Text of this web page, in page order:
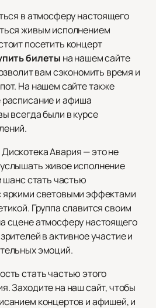
в атмосферу настоящего
живым исполнением
посетить концерт
билеты на нашем сайте
вам сэкономить время и
На нашем сайте также
расписание и афиша
всегда были в курсе
Авария — это не
живое исполнение
шанс стать частью
яркими световыми эффектами
Группа славится своим
сцене атмосферу настоящего
в активное участие и
эмоций.
стать частью этого
Заходите на наш сайт, чтобы
концертов и афишей, и